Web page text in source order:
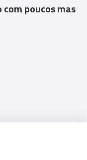
com poucos mas